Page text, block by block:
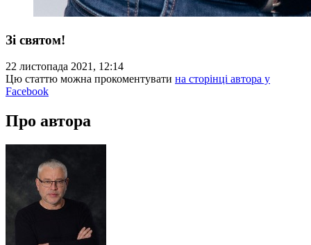
Зі святом!
22 листопада 2021, 12:14
Цю статтю можна прокоментувати на сторінці автора у
Facebook
Про автора